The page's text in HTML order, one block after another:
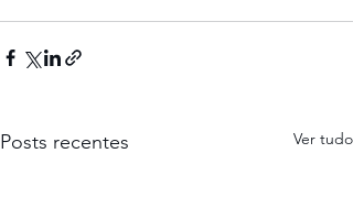
Posts recentes Ver tudo